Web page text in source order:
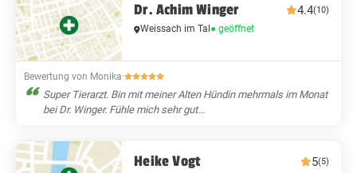
Dr. Achim Winger 4.4(10)
Weissach im Tal ● geöffnet
Bewertung von Monika·
Super Tierarzt. Bin mit meiner Alten Hündin mehrmals im Monat
bei Dr. Winger. Fühle mich sehr gut...
Heike Vogt 5(5)